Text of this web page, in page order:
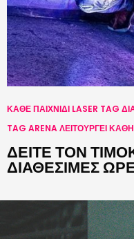
ΚΑΘΕ ΠΑΙΧΝΙΔΙ LASER TAG
TAG ARENA ΛΕΙΤΟΥΡΓΕΙ
ΔΕΙΤΕ ΤΟΝ
ΔΙΑΘΕΣΙΜΕΣ